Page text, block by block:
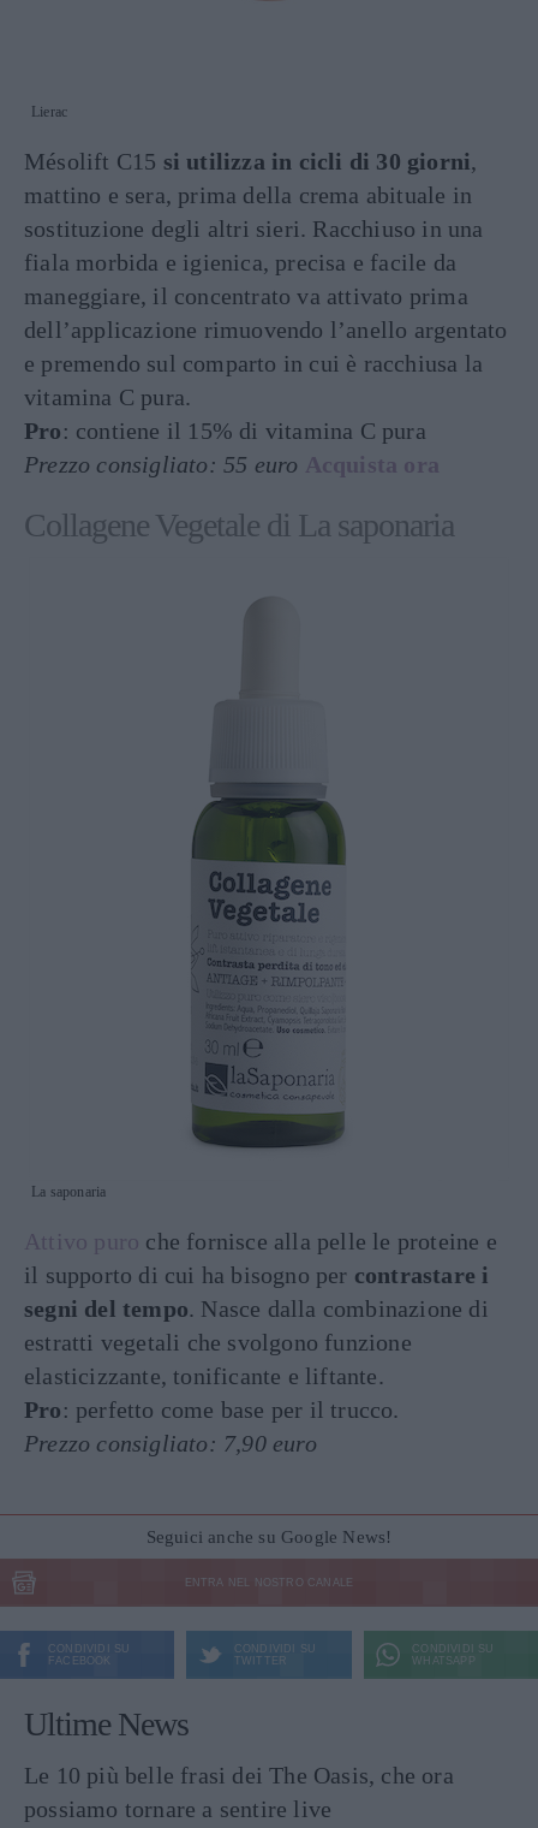
Lierac
Mésolift C15 si utilizza in cicli di 30 giorni,
mattino e sera, prima della crema abituale in
sostituzione degli altri sieri. Racchiuso in una
fiala morbida e igienica, precisa e facile da
maneggiare, il concentrato va attivato prima
dell’applicazione rimuovendo l’anello argentato
e premendo sul comparto in cui è racchiusa la
vitamina C pura.
Pro: contiene il 15% di vitamina C pura
Prezzo consigliato: 55 euro Acquista ora
Collagene Vegetale di La saponaria
La saponaria
Attivo puro che fornisce alla pelle le proteine e
il supporto di cui ha bisogno per contrastare i
segni del tempo. Nasce dalla combinazione di
estratti vegetali che svolgono funzione
elasticizzante, tonificante e liftante.
Pro: perfetto come base per il trucco.
Prezzo consigliato: 7,90 euro
Seguici anche su Google News!
ENTRA NEL NOSTRO CANALE
CONDIVIDI SU
FACEBOOK
CONDIVIDI SU
TWITTER
CONDIVIDI SU
WHATSAPP
Ultime News
Le 10 più belle frasi dei The Oasis, che ora
possiamo tornare a sentire live